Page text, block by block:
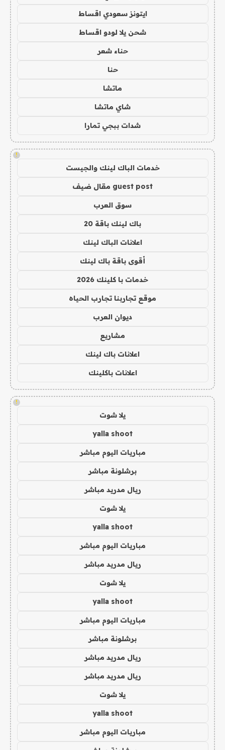
ايتونز سعودي اقساط
شحن يلا لودو اقساط
حناء شعر
حنا
ماتشا
شاي ماتشا
شدات ببجي تمارا
!
خدمات الباك لينك والجيست
guest post مقال ضيف
سوق العرب
باك لينك باقة 20
اعلانات الباك لينك
أقوى باقة باك لينك
خدمات با كلينك 2026
موقع تجاربنا تجارب الحياه
ديوان العرب
مشاريع
اعلانات باك لينك
اعلانات باكلينك
!
يلا شوت
yalla shoot
مباريات اليوم مباشر
برشلونة مباشر
ريال مدريد مباشر
يلا شوت
yalla shoot
مباريات اليوم مباشر
ريال مدريد مباشر
يلا شوت
yalla shoot
مباريات اليوم مباشر
برشلونة مباشر
ريال مدريد مباشر
ريال مدريد مباشر
يلا شوت
yalla shoot
مباريات اليوم مباشر